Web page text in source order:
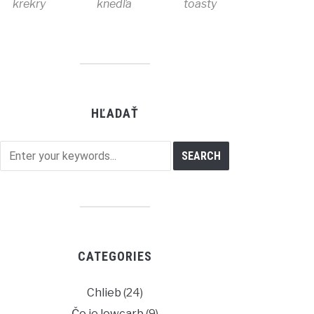
krekry knedľa toasty
HĽADAŤ
CATEGORIES
Chlieb (24)